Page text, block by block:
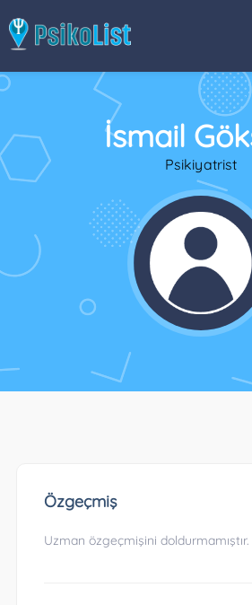
İsmail
Psikiyatrist
Özgeçmiş
Uzman özgeçmişini doldurmamıştır.